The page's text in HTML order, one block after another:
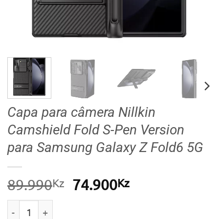
Capa para câmera Nillkin
Camshield Fold S-Pen Version
para Samsung Galaxy Z Fold6 5G
89.990Kz
O
74.900KzO